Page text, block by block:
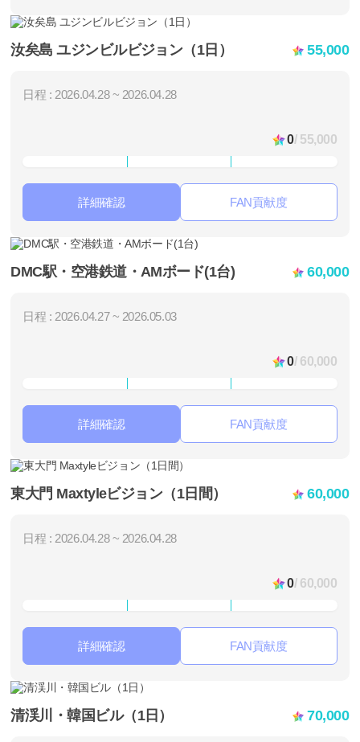
汝矣島 ユジンビルビジョン（1日） 55,000
日程 : 2026.04.28 ~ 2026.04.28
0/ 55,000
詳細確認 FAN貢献度
DMC駅・空港鉄道・AMボード(1台) 60,000
日程 : 2026.04.27 ~ 2026.05.03
0/ 60,000
詳細確認 FAN貢献度
東大門 Maxtyleビジョン（1日間） 60,000
日程 : 2026.04.28 ~ 2026.04.28
0/ 60,000
詳細確認 FAN貢献度
清渓川・韓国ビル（1日） 70,000